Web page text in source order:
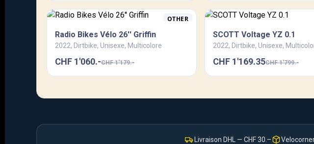
Livraison DHL — CHF 30.–